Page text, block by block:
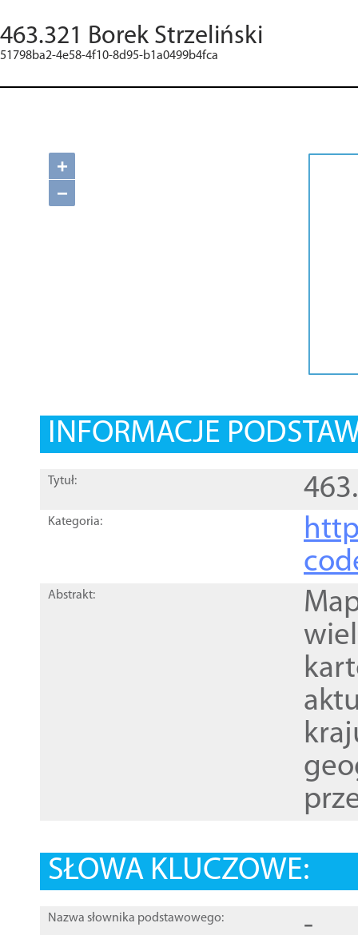
463.321 Borek Strzeliński
51798ba2-4e58-4f10-8d95-b1a0499b4fca
+
−
INFORMACJE
Tytuł:
Kategoria:
Abstrakt:
SŁOWA KLUCZOWE:
Nazwa słownika podstawowego: -